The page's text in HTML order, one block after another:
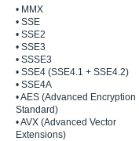
• MMX
• SSE
• SSE2
• SSE3
• SSSE3
• SSE4 (SSE4.1 + SSE4.2)
• SSE4A
• AES (Advanced Encryption
Standard)
• AVX (Advanced Vector
Extensions)